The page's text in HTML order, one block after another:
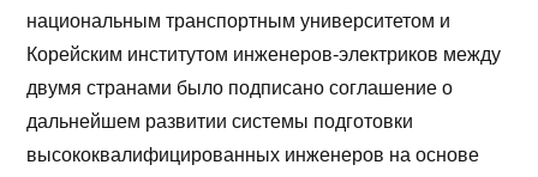
национальным транспортным университетом и
Корейским институтом инженеров-электриков между
двумя странами было подписано соглашение о
дальнейшем развитии системы подготовки
высококвалифицированных инженеров на основе